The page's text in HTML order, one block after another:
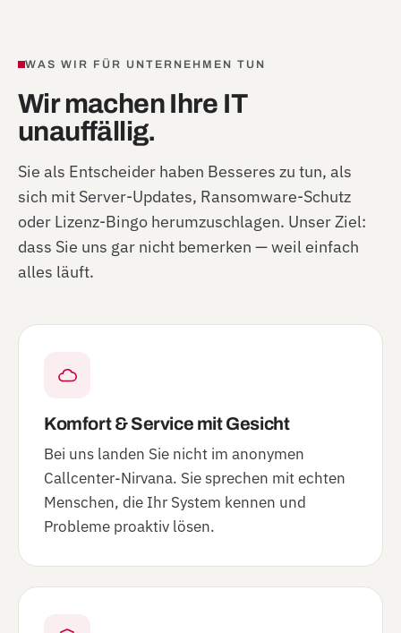
WAS WIR FÜR UNTERNEHMEN TUN
Wir machen Ihre IT
unauffällig.
Sie als Entscheider haben Besseres zu tun, als
sich mit Server-Updates, Ransomware-Schutz
oder Lizenz-Bingo herumzuschlagen. Unser Ziel:
dass Sie uns gar nicht bemerken — weil einfach
alles läuft.
Komfort & Service mit Gesicht
Bei uns landen Sie nicht im anonymen
Callcenter-Nirvana. Sie sprechen mit echten
Menschen, die Ihr System kennen und
Probleme proaktiv lösen.